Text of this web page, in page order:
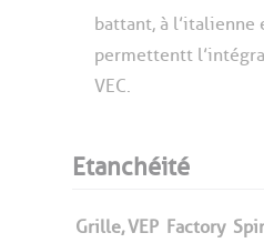
battant, à l’italienne
permettentt
VEC.
Etanchéité
Grille,VEP Factory